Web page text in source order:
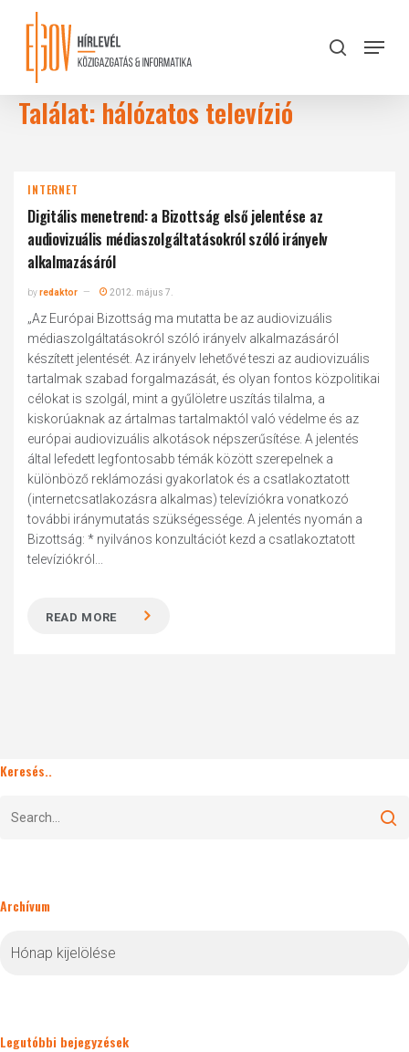
content
search
Menu
Találat: hálózatos televízió
INTERNET
Digitális menetrend: a Bizottság első jelentése az
audiovizuális médiaszolgáltatásokról szóló irányelv
alkalmazásáról
byredaktor 2012. május 7.
„Az Európai Bizottság ma mutatta be az audiovizuális
médiaszolgáltatásokról szóló irányelv alkalmazásáról
készített jelentését. Az irányelv lehetővé teszi az audiovizuális
tartalmak szabad forgalmazását, és olyan fontos közpolitikai
célokat is szolgál, mint a gyűlöletre uszítás tilalma, a
kiskorúaknak az ártalmas tartalmaktól való védelme és az
európai audiovizuális alkotások népszerűsítése. A jelentés
által lefedett legfontosabb témák között szerepelnek a
különböző reklámozási gyakorlatok és a csatlakoztatott
(internetcsatlakozásra alkalmas) televíziókra vonatkozó
további iránymutatás szükségessége. A jelentés nyomán a
Bizottság: * nyilvános konzultációt kezd a csatlakoztatott
televíziókról...
READ MORE
Keresés..
Archívum
Legutóbbi bejegyzések
Close